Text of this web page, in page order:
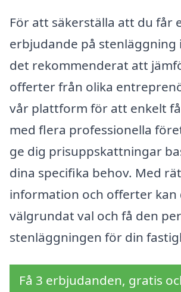
För att säkerställa att du får
erbjudande på stenläggning
det rekommenderat att
offerter från olika
vår plattform för att enkelt
med flera professionella
ge dig prisuppskattningar
dina specifika behov. Med
information och offerter kan
välgrundat val och få den
stenläggningen för din
Få 3 erbjudanden, gratis